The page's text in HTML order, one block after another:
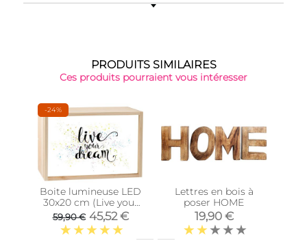
PRODUITS SIMILAIRES
Ces produits pourraient vous intéresser
-24%
Boite lumineuse LED
30x20 cm (Live your
dream)
59,90 € 45,52 €
Lettres en bois à
poser HOME
19,90 €